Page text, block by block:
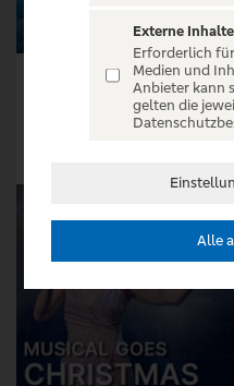
Disneys DIE EISKÖNIGIN - Das Musical in Stuttgart
Tickets ab € 72,49
Externe
Erforderlich
Medien und
Anbieter kann
gelten die
Alle